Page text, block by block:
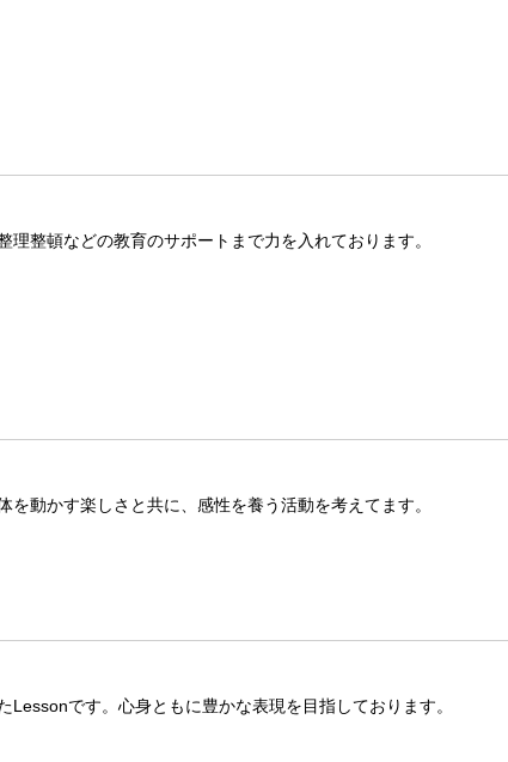
整頓などの教育のサポートまで力を入れております。
動かす楽しさと共に、感性を養う活動を考えてます。
です。心身ともに豊かな表現を目指しております。